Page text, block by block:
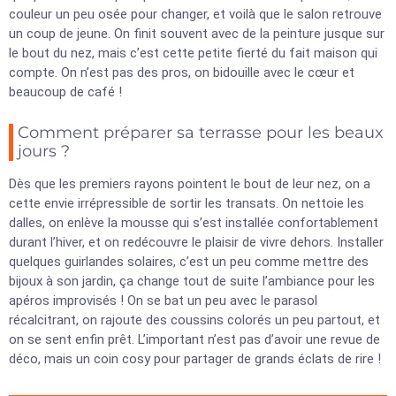
couleur un peu osée pour changer, et voilà que le salon retrouve
un coup de jeune. On finit souvent avec de la peinture jusque sur
le bout du nez, mais c’est cette petite fierté du fait maison qui
compte. On n’est pas des pros, on bidouille avec le cœur et
beaucoup de café !
Comment préparer sa terrasse pour les beaux
jours ?
Dès que les premiers rayons pointent le bout de leur nez, on a
cette envie irrépressible de sortir les transats. On nettoie les
dalles, on enlève la mousse qui s’est installée confortablement
durant l’hiver, et on redécouvre le plaisir de vivre dehors. Installer
quelques guirlandes solaires, c’est un peu comme mettre des
bijoux à son jardin, ça change tout de suite l’ambiance pour les
apéros improvisés ! On se bat un peu avec le parasol
récalcitrant, on rajoute des coussins colorés un peu partout, et
on se sent enfin prêt. L’important n’est pas d’avoir une revue de
déco, mais un coin cosy pour partager de grands éclats de rire !